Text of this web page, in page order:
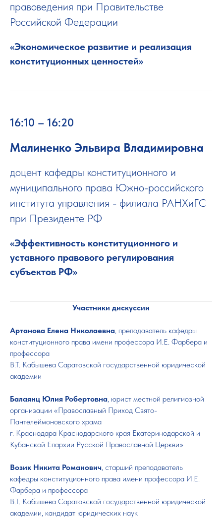
правоведения при Правительстве
Российской Федерации
«Экономическое развитие и реализация
конституционных ценностей»
16:10 – 16:20
Малиненко Эльвира Владимировна
доцент кафедры конституционного и
муниципального права Южно-российского
института управления - филиала РАНХиГС
при Президенте РФ
«Эффективность конституционного и
уставного правового регулирования
субъектов РФ»
Участники дискуссии
Артанова Елена Николаевна, преподаватель кафедры
конституционного права имени профессора И.Е. Фарбера и
профессора
В.Т. Кабышева Саратовской государственной юридической
академии
Балаянц Юлия Робертовна, юрист местной религиозной
организации «Православный Приход Свято-
Пантелеймоновского храма
г. Краснодара Краснодарского края Екатеринодарской и
Кубанской Епархии Русской Православной Церкви»
Возик Никита Романович, старший преподаватель
кафедры конституционного права имени профессора И.Е.
Фарбера и профессора
В.Т. Кабышева Саратовской государственной юридической
академии, кандидат юридических наук